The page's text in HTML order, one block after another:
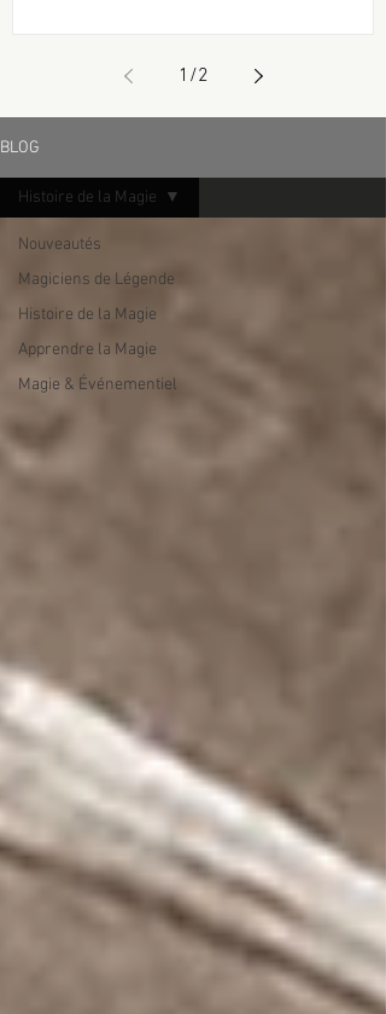
1 /2
BLOG
Nouveautés
Magiciens de Légende
Histoire de la Magie
Apprendre la Magie
Magie & Événementiel
Histoire de la Magie